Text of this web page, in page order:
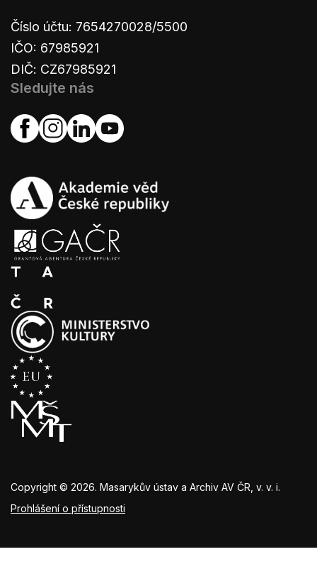
Číslo účtu: 7654270028/5500
IČO: 67985921
DIČ: CZ67985921
Sledujte nás
Copyright © 2026. Masarykův ústav a Archiv AV ČR, v. v. i.
Prohlášení o přístupnosti